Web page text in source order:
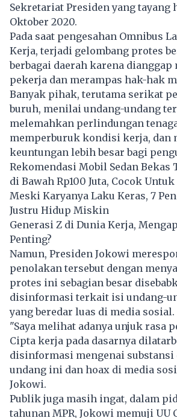
Sekretariat Presiden yang tayang
Oktober 2020.
Pada saat pengesahan Omnibus
Kerja, terjadi gelombang protes
berbagai daerah karena
pekerja dan merampas hak-hak
Banyak pihak, terutama serikat
buruh, menilai undang-undang
melemahkan perlindungan
memperburuk kondisi kerja, dan
keuntungan lebih besar bagi
Rekomendasi Mobil Sedan Bekas
di Bawah Rp100 Juta, Cocok
Meski Karyanya Laku Keras, 7
Justru Hidup Miskin
Generasi Z di Dunia Kerja,
Penting?
Namun, Presiden Jokowi
penolakan tersebut dengan
protes ini sebagian besar
disinformasi terkait isi undang-
yang beredar luas di media sosial.
"Saya melihat adanya unjuk rasa
Cipta kerja pada dasarnya
disinformasi mengenai substansi
undang ini dan hoax di media
Jokowi.
Publik juga masih ingat, dalam
tahunan MPR, Jokowi memuji UU